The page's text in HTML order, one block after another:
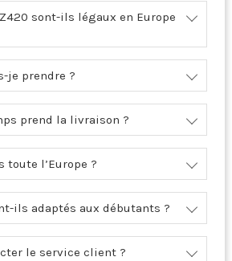
sont-ils légaux en Europe
je prendre ?
prend la livraison ?
toute l’Europe ?
ils adaptés aux débutants ?
le service client ?